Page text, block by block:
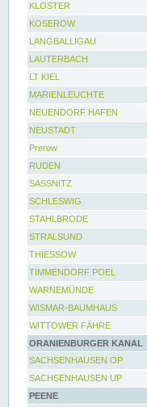
KLOSTER
KOSEROW
LANGBALLIGAU
LAUTERBACH
LT KIEL
MARIENLEUCHTE
NEUENDORF HAFEN
NEUSTADT
Prerow
RUDEN
SASSNITZ
SCHLESWIG
STAHLBRODE
STRALSUND
THIESSOW
TIMMENDORF POEL
WARNEMÜNDE
WISMAR-BAUMHAUS
WITTOWER FÄHRE
ORANIENBURGER KANAL
SACHSENHAUSEN OP
SACHSENHAUSEN UP
PEENE